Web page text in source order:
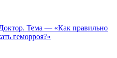
Тема — «Как правильно
геморроя?»